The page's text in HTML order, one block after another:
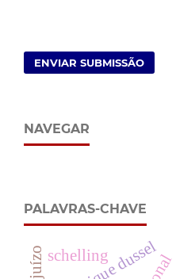
ENVIAR SUBMISSÃO
NAVEGAR
PALAVRAS-CHAVE
schelling